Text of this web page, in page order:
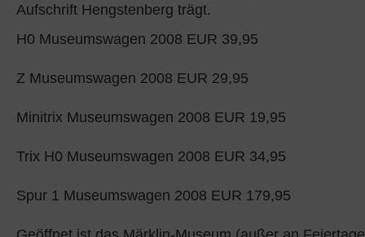
Aufschrift Hengstenberg trägt.
H0 Museumswagen 2008 EUR 39,95
Z Museumswagen 2008 EUR 29,95
Minitrix Museumswagen 2008 EUR 19,95
Trix H0 Museumswagen 2008 EUR 34,95
Spur 1 Museumswagen 2008 EUR 179,95